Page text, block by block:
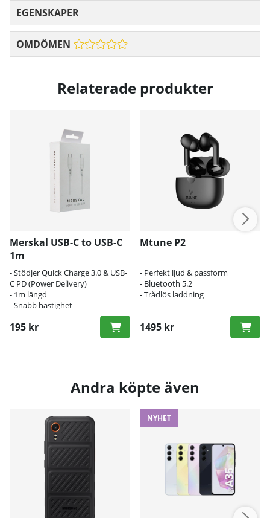
EGENSKAPER
OMDÖMEN
Relaterade produkter
Merskal USB-C to USB-C
1m
- Stödjer Quick Charge 3.0 & USB-
C PD (Power Delivery)
- 1m längd
- Snabb hastighet
195 kr
Mtune P2
- Perfekt ljud & passform
- Bluetooth 5.2
- Trådlös laddning
1495 kr
Andra köpte även
NYHET